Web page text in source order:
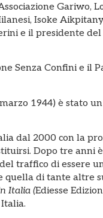
Gariwo,
Isoke
e il presidente
Senza Confini e il
1944) è stato
dal 2000 con la
Dopo tre anni
traffico di essere
quella di tante altre
Italia (Ediesse